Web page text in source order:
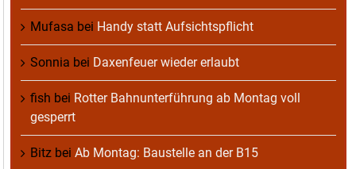
Mufasa bei Handy statt Aufsichtspflicht
Sonnia bei Daxenfeuer wieder erlaubt
fish bei Rotter Bahnunterführung ab Montag voll
gesperrt
Bitz bei Ab Montag: Baustelle an der B15